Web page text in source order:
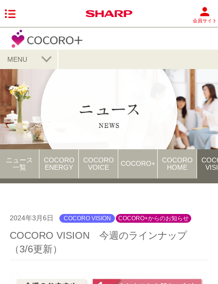
会員サイト
MENU
ニュース
一覧
COCORO
ENERGY
COCORO
VOICE
COCORO+
COCORO
HOME
2024年3月6日 COCORO VISION COCORO+からのお知らせ
COCORO VISION 今週のラインナップ
（3/6更新）